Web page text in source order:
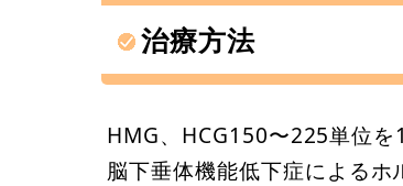
治療方法
HMG、HCG150〜225単位を
脳下垂体機能低下症によるホ